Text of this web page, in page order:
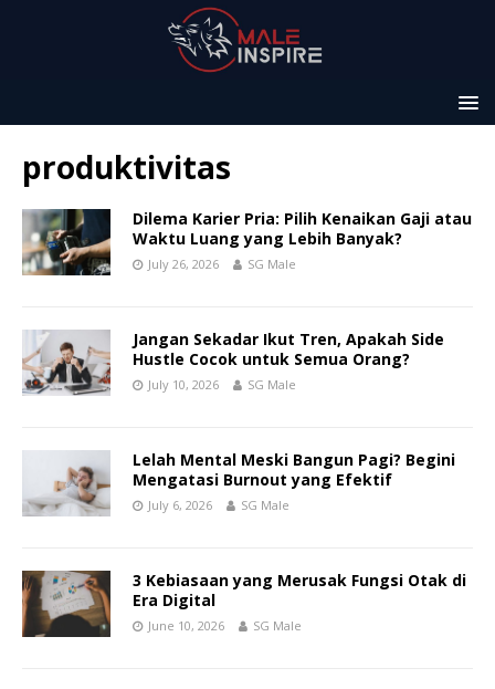
produktivitas
Dilema Karier Pria: Pilih Kenaikan Gaji atau
Waktu Luang yang Lebih Banyak?
July 26, 2026 SG Male
Jangan Sekadar Ikut Tren, Apakah Side
Hustle Cocok untuk Semua Orang?
July 10, 2026 SG Male
Lelah Mental Meski Bangun Pagi? Begini
Mengatasi Burnout yang Efektif
July 6, 2026 SG Male
3 Kebiasaan yang Merusak Fungsi Otak di
Era Digital
June 10, 2026 SG Male